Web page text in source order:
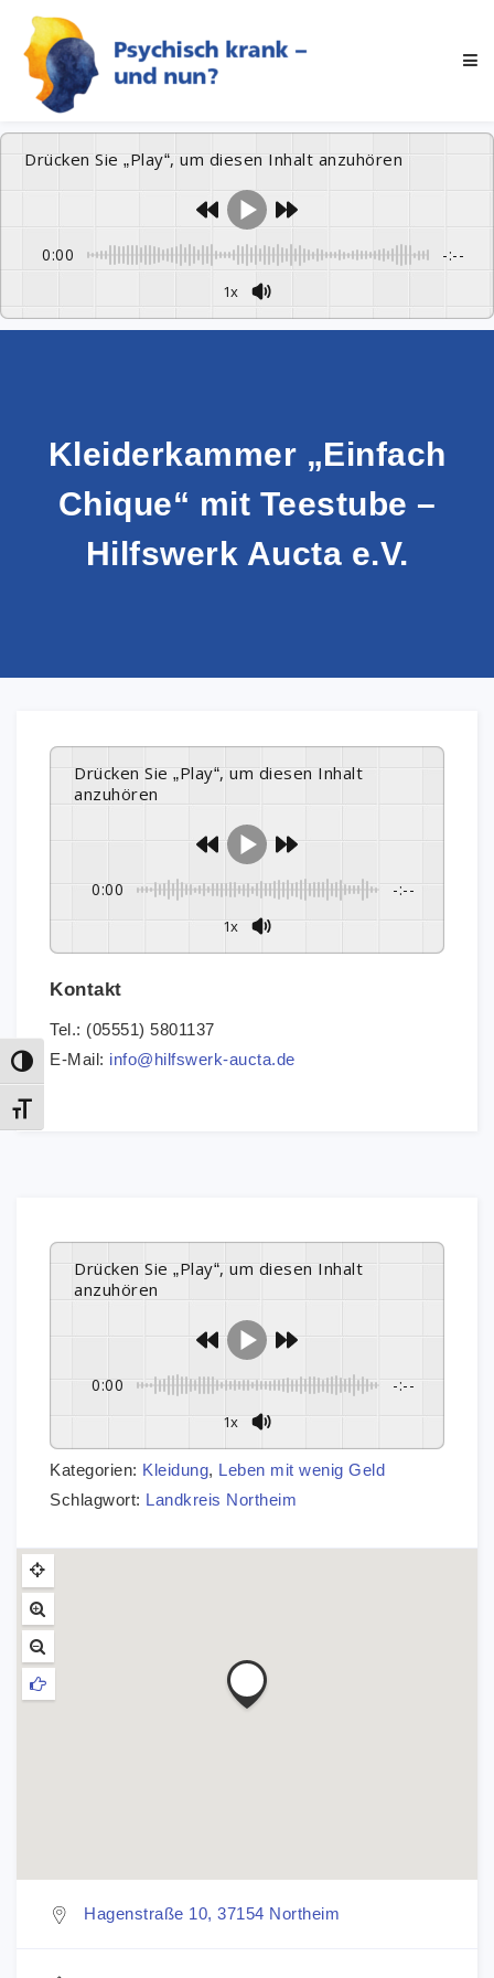
Umschalten auf hohe Kontraste
Schrift vergrößern
Drücken Sie „Play“, um diesen Inhalt anzuhören
0:00 -:--
1x
Kleiderkammer „Einfach
Chique“ mit Teestube –
Hilfswerk Aucta e.V.
Drücken Sie „Play“, um diesen Inhalt
anzuhören
0:00 -:--
1x
Kategorien: Kleidung, Leben mit wenig Geld
Schlagwort: Landkreis Northeim
Hagenstraße 10, 37154 Northeim
Drücken Sie „Play“, um diesen Inhalt
anzuhören
0:00 -:--
1x
Kontakt
Tel.: (05551) 5801137
E-Mail: info@hilfswerk-aucta.de